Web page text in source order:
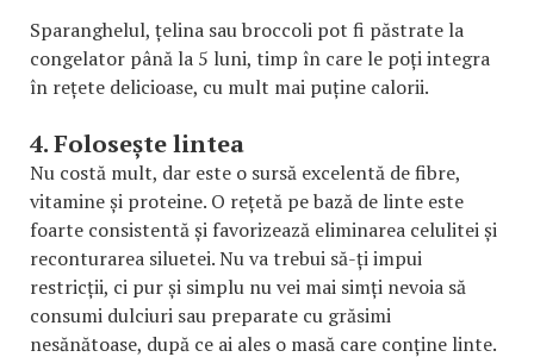
Sparanghelul, țelina sau broccoli pot fi păstrate la
congelator până la 5 luni, timp în care le poți integra
în rețete delicioase, cu mult mai puține calorii.
4. Folosește lintea
Nu costă mult, dar este o sursă excelentă de fibre,
vitamine și proteine. O rețetă pe bază de linte este
foarte consistentă și favorizează eliminarea celulitei și
reconturarea siluetei. Nu va trebui să-ți impui
restricții, ci pur și simplu nu vei mai simți nevoia să
consumi dulciuri sau preparate cu grăsimi
nesănătoase, după ce ai ales o masă care conține linte.